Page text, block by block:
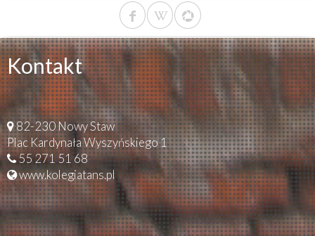
Kontakt
82-230 Nowy Staw
Plac Kardynała Wyszyńskiego 1
55 271 51 68
www.kolegiatans.pl